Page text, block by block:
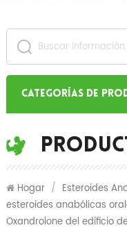
Categorías de
Hogar / Esteroides
esteroides anabólicas
Oxandrolone del edificio